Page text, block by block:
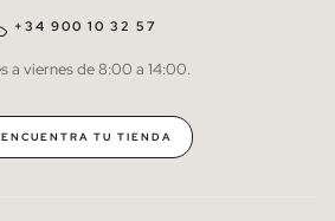
SUSCRIBIRME
la suscripción en cualquier momento.
+34 900 10 32 57
a viernes de 8:00 a 14:00.
ENCUENTRA TU TIENDA